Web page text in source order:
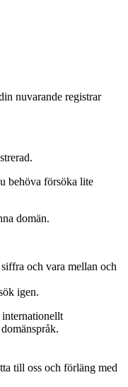
nuvarande registrar
behöva försöka lite
domän.
och vara mellan och
igen.
internationellt
till oss och förläng med